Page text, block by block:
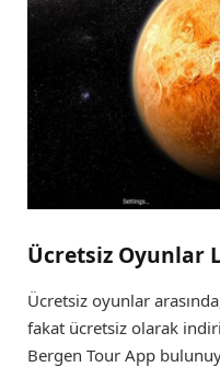
Ücretsiz Oyunlar
Ücretsiz oyunlar
fakat ücretsiz olarak
Bergen Tour App